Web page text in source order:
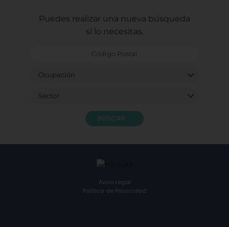
Puedes realizar una nueva búsqueda
si lo necesitas.
BUSCAR
Aviso Legal
Política de Privacidad